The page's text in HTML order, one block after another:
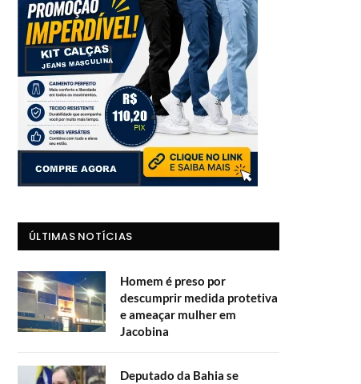
ÚLTIMAS NOTÍCIAS
Homem é preso por
descumprir medida protetiva
e ameaçar mulher em
Jacobina
Deputado da Bahia se